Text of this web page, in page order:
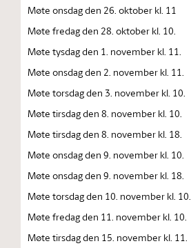
Møte onsdag den 26. oktober kl. 11
Møte fredag den 28. oktober kl. 10.
Møte tysdag den 1. november kl. 11.
Møte onsdag den 2. november kl. 11.
Møte torsdag den 3. november kl. 10.
Møte tirsdag den 8. november kl. 10.
Møte tirsdag den 8. november kl. 18.
Møte onsdag den 9. november kl. 10.
Møte onsdag den 9. november kl. 18.
Møte torsdag den 10. november kl. 10.
Møte fredag den 11. november kl. 10.
Møte tirsdag den 15. november kl. 11.